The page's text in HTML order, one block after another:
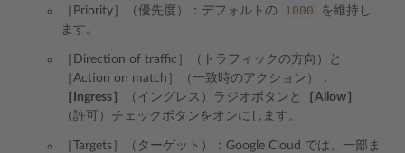
［Priority］（優先度）：デフォルトの 1000
を維持し
ます。
［Direction of traffic］（トラフィックの方向）と
［Action on match］（一致時のアクション）：
［Ingress］
（イングレス）ラジオボタンと
［Allow］
（許可）チェックボタンをオンにします。
［Targets］（ターゲット）：Google Cloud では、一部ま